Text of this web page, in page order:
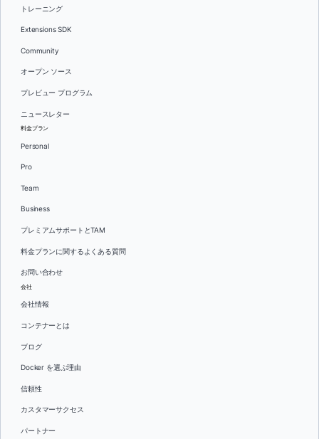
トレーニング
Extensions SDK
Community
オープン ソース
プレビュー プログラム
ニュースレター
料金プラン
Personal
Pro
Team
Business
プレミアムサポートとTAM
料金プランに関するよくある質問
お問い合わせ
会社
会社情報
コンテナーとは
ブログ
Docker を選ぶ理由
信頼性
カスタマーサクセス
パートナー